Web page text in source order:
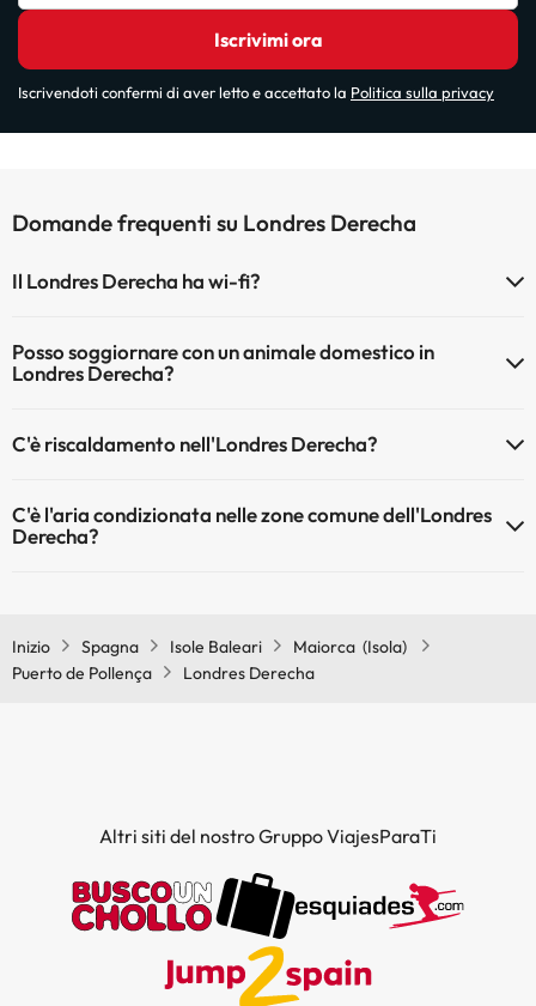
Iscrivimi ora
Iscrivendoti confermi di aver letto e accettato la Politica sulla privacy
Domande frequenti su Londres Derecha
Il Londres Derecha ha wi-fi?
Posso soggiornare con un animale domestico in
Londres Derecha?
C'è riscaldamento nell'Londres Derecha?
C'è l'aria condizionata nelle zone comune dell'Londres
Derecha?
Inizio Spagna Isole Baleari
Maiorca (Isola)
Puerto de Pollença
Londres Derecha
Altri siti del nostro Gruppo ViajesParaTi